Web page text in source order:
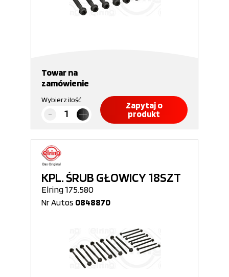
Towar na
zamówienie
Wybierz ilość
Zapytaj o
produkt
KPL. ŚRUB GŁOWICY 18SZT
Elring 175.580
Nr Autos 0848870